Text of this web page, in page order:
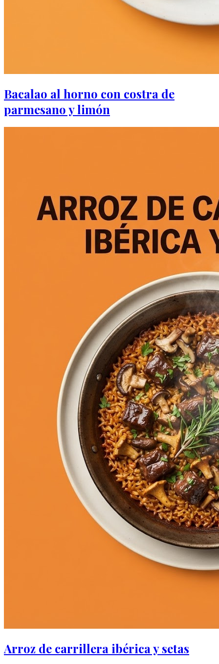
Bacalao al horno con costra de
parmesano y limón
Arroz de carrillera ibérica y setas